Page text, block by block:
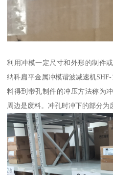
利用冲模一定尺寸和外形的制件
纳科扁平金属冲模谐波减速机
料得到带孔制件的冲压方法称为
周边是废料。冲孔时冲下的部分为